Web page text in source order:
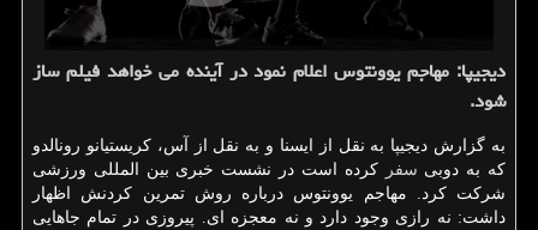
دیجیپا: مهاجم یوونتوس اعلام نمود در آینده می خواهد فیلم ساز
شود.
به گزارش دیجیپا به نقل از ایسنا و به نقل از آس، كریستیانو رونالدو
كه به دوبی سفر
كرده است در نشست خبری بین المللی ورزشی
شركت كرد. مهاجم یوونتوس درباره روش تمرین كردنش اظهار
داشت: نه رازی وجود دارد و نه معجزه ای. پیروزی در تمام جاهایی